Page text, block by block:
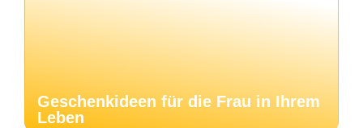
Geschenkideen für die Frau in Ihrem
Leben